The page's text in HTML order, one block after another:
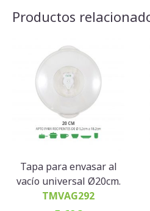
Productos
Tapa para envasar al
vacío universal Ø20cm.
TMVAG292